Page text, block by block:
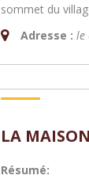
sommet du
Adresse : le
LA
Résumé: